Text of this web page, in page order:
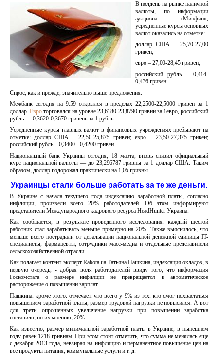
В полдень на рынке наличной
валюты, по информации
аукциона «Минфин»,
усредненные курсы основных
валют оказались на отметке:
доллар США – 25,70-27,00
гривен;
евро – 27,00-28,45 гривен;
российский рубль – 0,414-
0,436 гривен.
Спрос, как и прежде, значительно выше предложения.
Межбанк сегодня на 9:59 открылся в пределах 22,2500-22,5000 гривен за 1
доллар. Евро торговался на уровне 23,6180-23,8790 гривни за 1евро, российский
рубль — 0,3620-0,3670 гривень за 1 рубль.
Усредненные курсы главных валют в финансовых учреждениях пребывают на
отметке: доллар США – 22,50-25,875 гривен; евро – 23,50-27,375 гривен;
российский рубль – 0,3400 - 0,4200 гривен.
Национальный банк Украины сегодня, 18 марта, вновь снизил официальный
курс национальной валюты — до 23,296787 гривны за 1 доллар США. Таким
образом, доллар подорожал практически на 1,05 гривны.
Украинцы стали больше работать за те же деньги.
В Украине с начала текущего года индексацию заработной платы, согласно
инфляции, произвели всего 20% работодателей. Об этом информируют
представители Международного кадрового ресурса HeadHunter Украина.
Как сообщается, в результате проведенного исследования, каждый шестой
работник стал зарабатывать меньше примерно на 20%. Также выяснилось, что
меньше всего пострадали от девальвации национальной денежной единицы IT-
специалисты, фармацевты, сотрудники масс-медиа и отдельные представители
сельскохозяйственной отрасли.
Как полагает контент-эксперт Rabota.ua Татьяна Пашкина, индексация окладов, в
первую очередь, - добрая воля работодателей ввиду того, что информация
Госкомстата о размере инфляции не превращается в автоматическое
распоряжение о повышении зарплат.
Пашкина, кроме этого, отмечает, что всего у 9% из тех, кто смог похвастаться
повышением заработной платы, размер трудовой нагрузки не повысился. А вот
для трети опрошенных увеличение нагрузки при повышении заработка
составило, по их мнению, 20%.
Как известно, размер минимальной заработной платы в Украине, в нынешнем
году равен 1218 гривнам. При этом стоит отметить, что сумма не менялась еще
с декабря 2013 года, невзирая на инфляцию и перманентное повышение цен на
все продукты питания, коммунальные услуги и т. д.